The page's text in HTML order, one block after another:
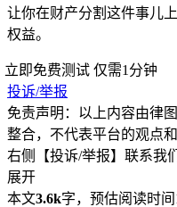
让你在财产分割这件事儿
权益。
立即免费测试 仅需1分钟
投诉/举报
免责声明：以上内容由律
整合，不代表平台的观点
右侧【投诉/举报】联系我
展开
本文3.6k字，预估阅读时间